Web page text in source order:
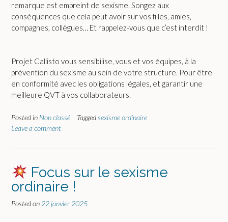
remarque est empreint de sexisme. Songez aux
conséquences que cela peut avoir sur vos filles, amies,
compagnes, collègues… Et rappelez-vous que c’est interdit !
Projet Callisto vous sensibilise, vous et vos équipes, à la
prévention du sexisme au sein de votre structure. Pour être
en conformité avec les obligations légales, et garantir une
meilleure QVT à vos collaborateurs.
Posted in Non classé Tagged sexisme ordinaire
Leave a comment
Focus sur le sexisme
ordinaire !
Posted on 22 janvier 2025